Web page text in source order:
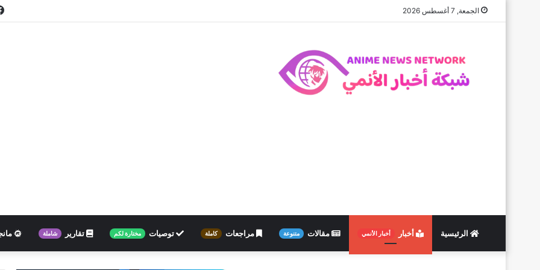
الجمعة, 7 أغسطس 2026
الرئيسية أخبار أخبار الأنمي مقالات متنوعة مراجعات كاملة توصيات مختارة لكم تقارير شاملة